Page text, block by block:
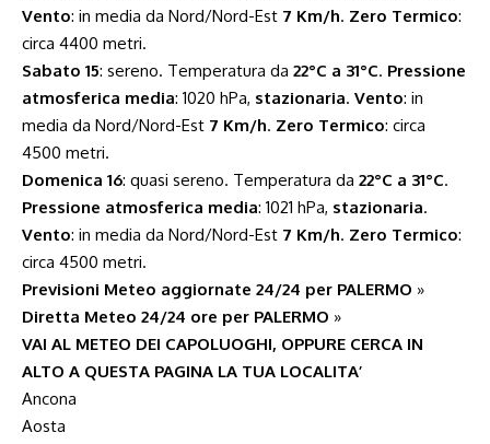
Vento: in media da Nord/Nord-Est 7 Km/h. Zero Termico:
circa 4400 metri.
Sabato 15: sereno. Temperatura da 22°C a 31°C. Pressione
atmosferica media: 1020 hPa, stazionaria. Vento: in
media da Nord/Nord-Est 7 Km/h. Zero Termico: circa
4500 metri.
Domenica 16: quasi sereno. Temperatura da 22°C a 31°C.
Pressione atmosferica media: 1021 hPa, stazionaria.
Vento: in media da Nord/Nord-Est 7 Km/h. Zero Termico:
circa 4500 metri.
Previsioni Meteo aggiornate 24/24 per PALERMO »
Diretta Meteo 24/24 ore per PALERMO »
VAI AL METEO DEI CAPOLUOGHI, OPPURE CERCA IN
ALTO A QUESTA PAGINA LA TUA LOCALITA’
Ancona
Aosta